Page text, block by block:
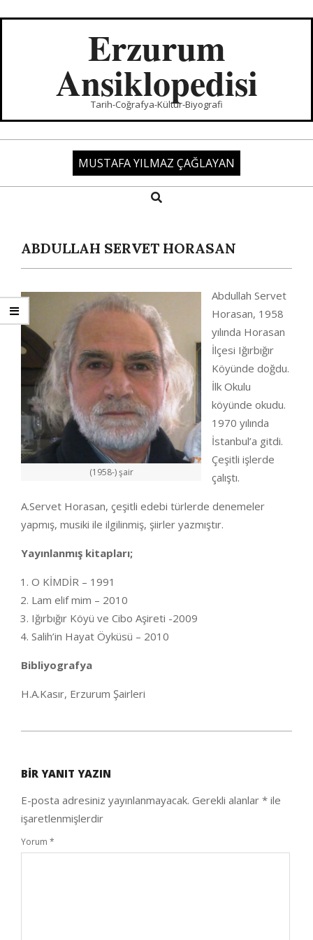
Erzurum
Ansiklopedisi
Tarih-Coğrafya-Kültür-Biyografi
MUSTAFA YILMAZ ÇAĞLAYAN
Search
ABDULLAH SERVET HORASAN
(1958-) şair
Abdullah Servet
Horasan, 1958
yılında Horasan
İlçesi Iğırbığır
Köyünde doğdu.
İlk Okulu
köyünde okudu.
1970 yılında
İstanbul’a gitdi.
Çeşitli işlerde
çalıştı.
A.Servet Horasan, çeşitli edebi türlerde denemeler
yapmış, musiki ile ilgilinmiş, şiirler yazmıştır.
Yayınlanmış kitapları;
O KİMDİR – 1991
Lam elif mim – 2010
Iğırbığır Köyü ve Cibo Aşireti -2009
Salih’in Hayat Öyküsü – 2010
Bibliyografya
H.A.Kasır, Erzurum Şairleri
06
BIR YANIT YAZIN
E-posta adresiniz yayınlanmayacak. Gerekli alanlar * ile
işaretlenmişlerdir
Yorum *